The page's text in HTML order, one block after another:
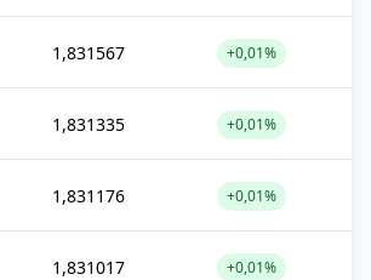
1,831567 +0,01%
1,831335 +0,01%
1,831176 +0,01%
1,831017 +0,01%